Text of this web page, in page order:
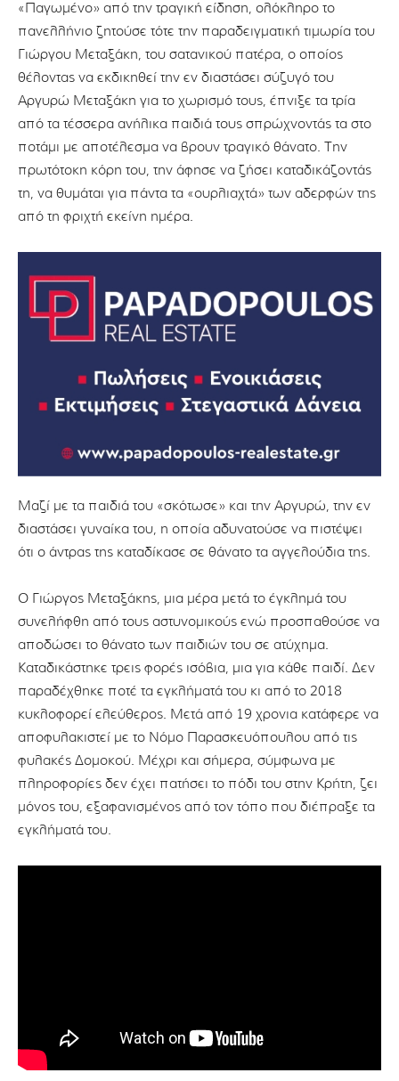
«Παγωμένο» από την τραγική είδηση, ολόκληρο το
πανελλήνιο ζητούσε τότε την παραδειγματική τιμωρία του
Γιώργου Μεταξάκη, του σατανικού πατέρα, ο οποίος
θέλοντας να εκδικηθεί την εν διαστάσει σύζυγό του
Αργυρώ Μεταξάκη για το χωρισμό τους, έπνιξε τα τρία
από τα τέσσερα ανήλικα παιδιά τους σπρώχνοντάς τα στο
ποτάμι με αποτέλεσμα να βρουν τραγικό θάνατο. Την
πρωτότοκη κόρη του, την άφησε να ζήσει καταδικάζοντάς
τη, να θυμάται για πάντα τα «ουρλιαχτά» των αδερφών της
από τη φριχτή εκείνη ημέρα.
Μαζί με τα παιδιά του «σκότωσε» και την Αργυρώ, την εν
διαστάσει γυναίκα του, η οποία αδυνατούσε να πιστέψει
ότι ο άντρας της καταδίκασε σε θάνατο τα αγγελούδια της.
Ο Γιώργος Μεταξάκης, μια μέρα μετά το έγκλημά του
συνελήφθη από τους αστυνομικούς ενώ προσπαθούσε να
αποδώσει το θάνατο των παιδιών του σε ατύχημα.
Καταδικάστηκε τρεις φορές ισόβια, μια για κάθε παιδί. Δεν
παραδέχθηκε ποτέ τα εγκλήματά του κι από το 2018
κυκλοφορεί ελεύθερος. Μετά από 19 χρονια κατάφερε να
αποφυλακιστεί με το Νόμο Παρασκευόπουλου από τις
φυλακές Δομοκού. Μέχρι και σήμερα, σύμφωνα με
πληροφορίες δεν έχει πατήσει το πόδι του στην Κρήτη, ζει
μόνος του, εξαφανισμένος από τον τόπο που διέπραξε τα
εγκλήματά του.